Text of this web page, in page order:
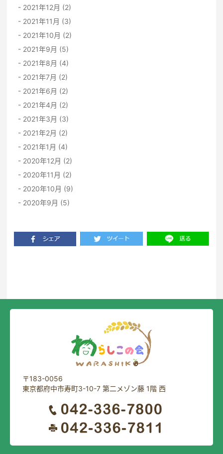
2021年12月 (2)
2021年11月 (3)
2021年10月 (2)
2021年9月 (5)
2021年8月 (4)
2021年7月 (2)
2021年6月 (2)
2021年4月 (2)
2021年3月 (3)
2021年2月 (2)
2021年1月 (4)
2020年12月 (2)
2020年11月 (2)
2020年10月 (9)
2020年9月 (5)
〒183-0056
東京都府中市寿町3-10-7 第二メゾン藤 1階 西